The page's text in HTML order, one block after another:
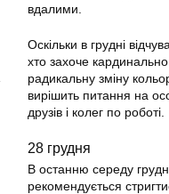
вдалими.
Оскільки в грудні
хто захоче
радикальну зміну
вирішить питання на
друзів і колег по роботі.
28 грудня
В останню середу
рекомендується